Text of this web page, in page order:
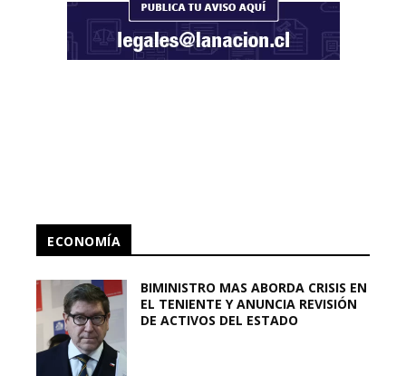
ECONOMÍA
BIMINISTRO MAS ABORDA CRISIS EN
EL TENIENTE Y ANUNCIA REVISIÓN
DE ACTIVOS DEL ESTADO